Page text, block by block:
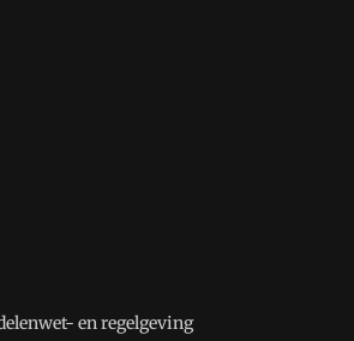
en regelgeving